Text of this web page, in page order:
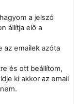
a jelszó
állítja elő a
az emailek azóta
és ott beállítom,
ki akkor az email